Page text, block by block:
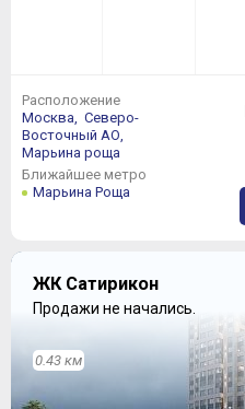
Расположение
Москва, Северо-
Восточный АО,
Марьина роща
Ближайшее метро
Марьина Роща
ЖК Сатирикон
Продажи не начались.
0.43 км